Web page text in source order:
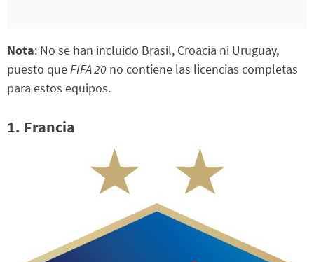
Nota: No se han incluido Brasil, Croacia ni Uruguay,
puesto queFIFA 20 no contiene las licencias completas
para estos equipos.
1. Francia